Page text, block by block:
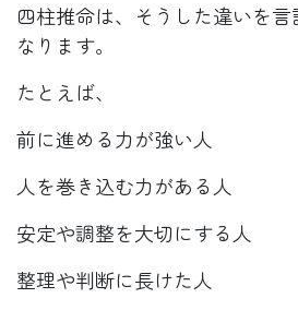
四柱推命は、そうした違いを
なります。
たとえば、
前に進める力が強い人
人を巻き込む力がある人
安定や調整を大切にする人
整理や判断に長けた人